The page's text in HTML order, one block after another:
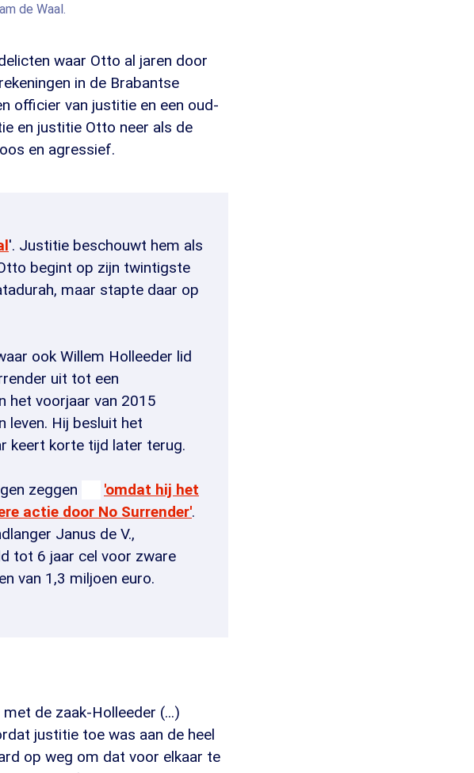
de Waal.
waar Otto al jaren door
in de Brabantse
officier van justitie en een oud-
en justitie Otto neer als de
en agressief.
'. Justitie beschouwt hem als
begint op zijn twintigste
maar stapte daar op
ook Willem Holleeder lid
uit tot een
het voorjaar van 2015
leven. Hij besluit het
keert korte tijd later terug.
zeggen
'omdat hij het
actie door No Surrender'.
Janus de V.,
tot 6 jaar cel voor zware
van 1,3 miljoen euro.
de zaak-Holleeder (...)
justitie toe was aan de heel
op weg om dat voor elkaar te